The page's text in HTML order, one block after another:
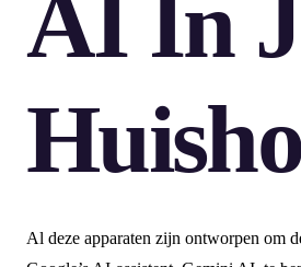
AI In
Al deze apparaten zijn ontworpen om